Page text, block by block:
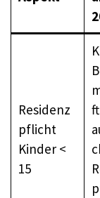
Residenz
pflicht
Kinder <
15